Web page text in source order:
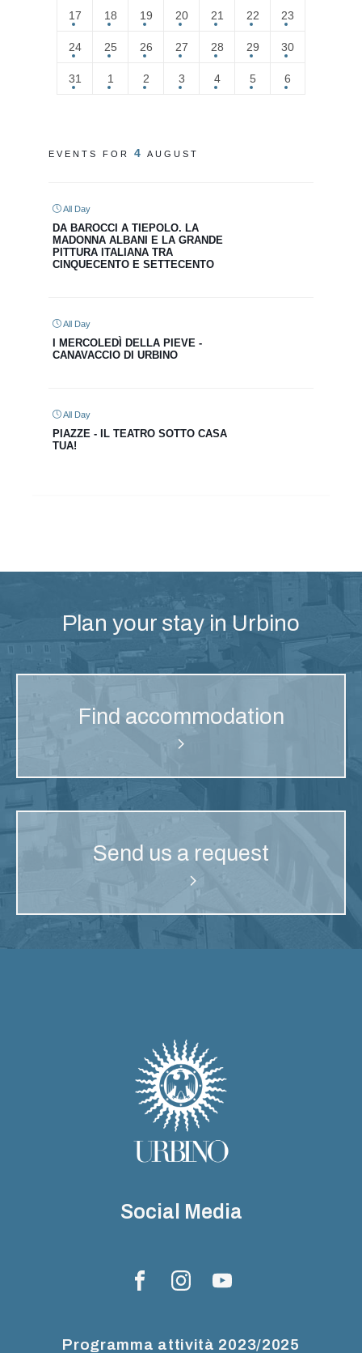
17 18 19 20 21 22 23
24 25 26 27 28 29 30
31 1 2 3 4 5 6
EVENTS FOR 4 AUGUST
All Day
DA BAROCCI A TIEPOLO. LA
MADONNA ALBANI E LA GRANDE
PITTURA ITALIANA TRA
CINQUECENTO E SETTECENTO
All Day
I MERCOLEDÌ DELLA PIEVE -
CANAVACCIO DI URBINO
All Day
PIAZZE - IL TEATRO SOTTO CASA
TUA!
Plan your stay in Urbino
Find accommodation
Send us a request
Social Media
Programma attività 2023/2025